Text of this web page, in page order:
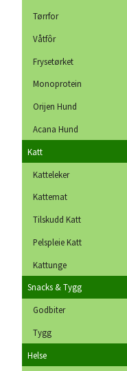
Tørrfor
Våtfôr
Frysetørket
Monoprotein
Orijen Hund
Acana Hund
Katt
Katteleker
Kattemat
Tilskudd Katt
Pelspleie Katt
Kattunge
Snacks & Tygg
Godbiter
Tygg
Helse